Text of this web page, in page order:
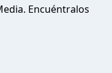
Encuéntralos